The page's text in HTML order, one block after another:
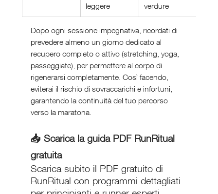
leggere
verdure
Dopo ogni sessione impegnativa, ricordati di
prevedere almeno un giorno dedicato al
recupero completo o attivo (stretching, yoga,
passeggiate), per permettere al corpo di
rigenerarsi completamente. Così facendo,
eviterai il rischio di sovraccarichi e infortuni,
garantendo la continuità del tuo percorso
verso la maratona.
📥 Scarica la guida PDF RunRitual
gratuita
Scarica subito il PDF gratuito di
RunRitual con programmi dettagliati